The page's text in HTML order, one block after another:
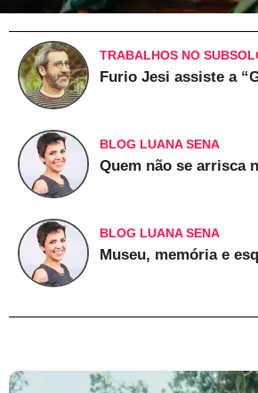
TRABALHOS NO
Furio Jesi assiste a
BLOG LUANA SENA
Quem não se arrisca
BLOG LUANA SENA
Museu, memória e